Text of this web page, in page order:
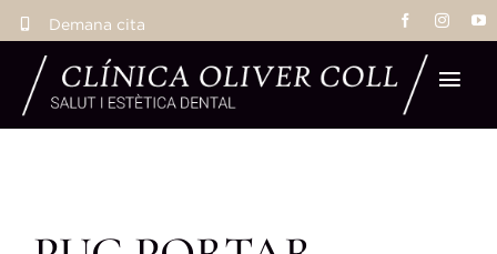
Skip
content
Demana cita